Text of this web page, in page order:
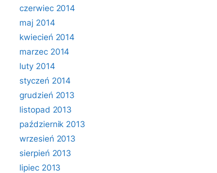
czerwiec 2014
maj 2014
kwiecień 2014
marzec 2014
luty 2014
styczeń 2014
grudzień 2013
listopad 2013
październik 2013
wrzesień 2013
sierpień 2013
lipiec 2013